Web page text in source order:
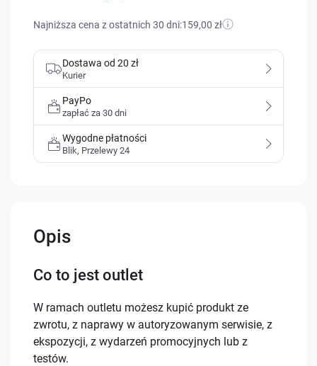
Najniższa cena z ostatnich 30 dni:159,00 zł
Dostawa od 20 zł
Kurier
PayPo
zapłać za 30 dni
Wygodne płatności
Blik, Przelewy 24
Opis
Co to jest outlet
W ramach outletu możesz kupić produkt ze
zwrotu, z naprawy w autoryzowanym serwisie, z
ekspozycji, z wydarzeń promocyjnych lub z
testów.